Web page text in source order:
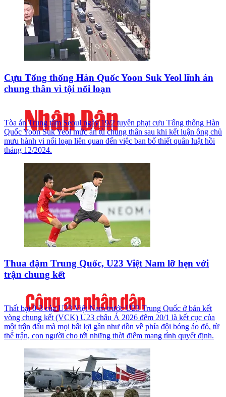
Cựu Tổng thống Hàn Quốc Yoon Suk Yeol lĩnh án
chung thân vì tội nổi loạn
Tòa án Trung tâm Seoul ngày 19/2 tuyên phạt cựu Tổng thống Hàn
Quốc Yoon Suk Yeol mức án tù chung thân sau khi kết luận ông chủ
mưu hành vi nổi loạn liên quan đến việc ban bố thiết quân luật hồi
tháng 12/2024.
Thua đậm Trung Quốc, U23 Việt Nam lỡ hẹn với
trận chung kết
Thất bại 0-3 của U23 Việt Nam trước U23 Trung Quốc ở bán kết
vòng chung kết (VCK) U23 châu Á 2026 đêm 20/1 là kết cục của
một trận đấu mà mọi bất lợi gần như dồn về phía đội bóng áo đỏ, từ
thế trận, con người cho tới những thời điểm mang tính quyết định.